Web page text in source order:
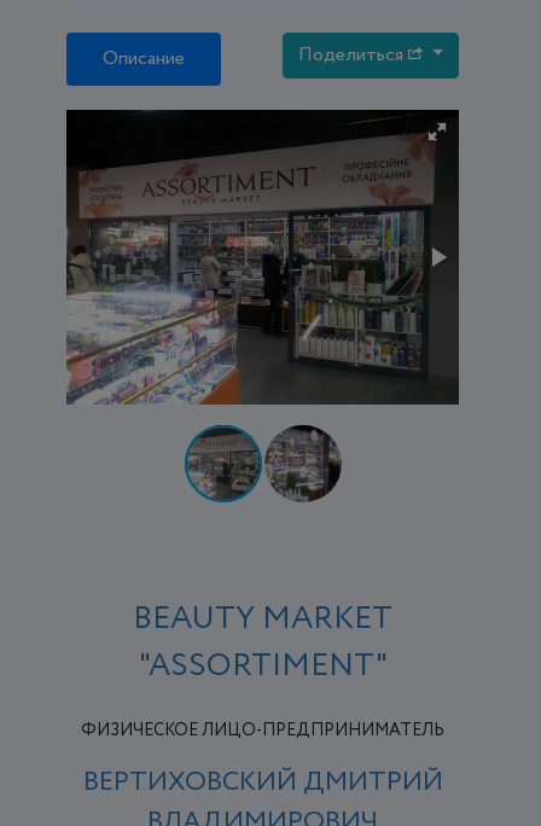
Описание Поделиться
BEAUTY MARKET
"ASSORTIMENT"
ФИЗИЧЕСКОЕ ЛИЦО-ПРЕДПРИНИМАТЕЛЬ
ВЕРТИХОВСКИЙ ДМИТРИЙ